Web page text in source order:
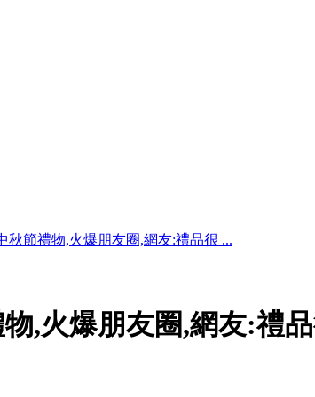
秋節禮物,火爆朋友圈,網友:禮品很 ...
,火爆朋友圈,網友:禮